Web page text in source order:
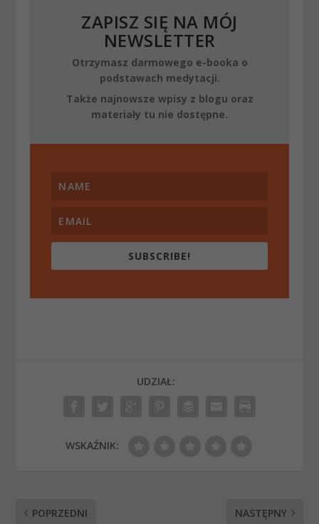
ZAPISZ SIĘ NA MÓJ
NEWSLETTER
Otrzymasz darmowego e-booka o
podstawach medytacji.
Także najnowsze wpisy z blogu oraz
materiały tu nie dostępne.
SUBSCRIBE!
UDZIAŁ:
WSKAŹNIK:
POPRZEDNI NASTĘPNY